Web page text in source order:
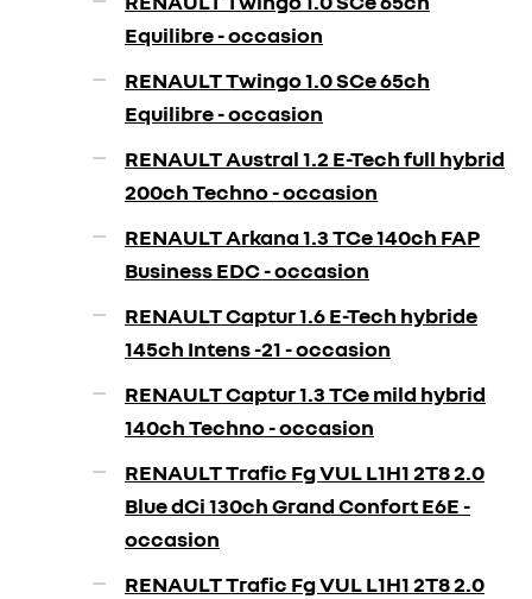
Equilibre - occasion
RENAULT Twingo 1.0 SCe 65ch
Equilibre - occasion
RENAULT Austral 1.2 E-Tech full hybrid
200ch Techno - occasion
RENAULT Arkana 1.3 TCe 140ch FAP
Business EDC - occasion
RENAULT Captur 1.6 E-Tech hybride
145ch Intens -21 - occasion
RENAULT Captur 1.3 TCe mild hybrid
140ch Techno - occasion
RENAULT Trafic Fg VUL L1H1 2T8 2.0
Blue dCi 130ch Grand Confort E6E -
occasion
RENAULT Trafic Fg VUL L1H1 2T8 2.0